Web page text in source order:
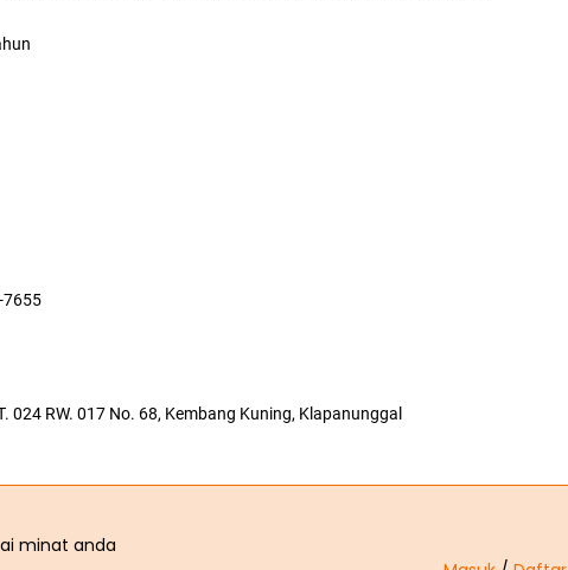
7655
024 RW. 017 No. 68, Kembang Kuning, Klapanunggal
minat anda